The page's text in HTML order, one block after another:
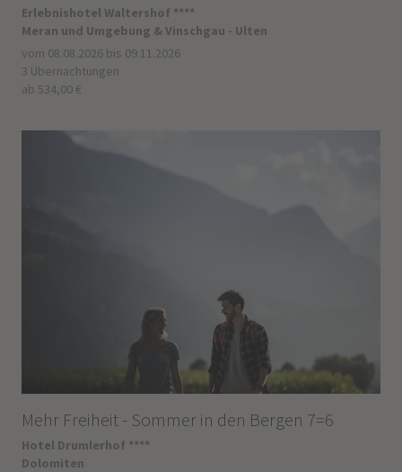
Erlebnishotel Waltershof ****
Meran und Umgebung & Vinschgau - Ulten
vom 08.08.2026 bis 09.11.2026
3 Übernachtungen
ab 534,00 €
Mehr Freiheit - Sommer in den Bergen 7=6
Hotel Drumlerhof ****
Dolomiten